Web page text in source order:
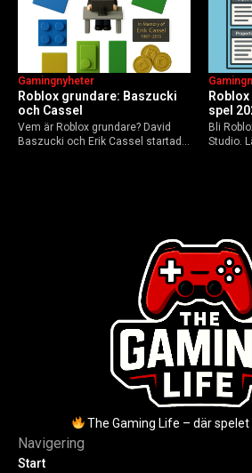
Roblox grundare: Baszucki
och Cassel
Gamingnyheter
Vem är Roblox grundare? David
Baszucki och Erik Cassel startade
spel
Bli
Studio.
The Gaming Life – där spelet
Navigering
Start